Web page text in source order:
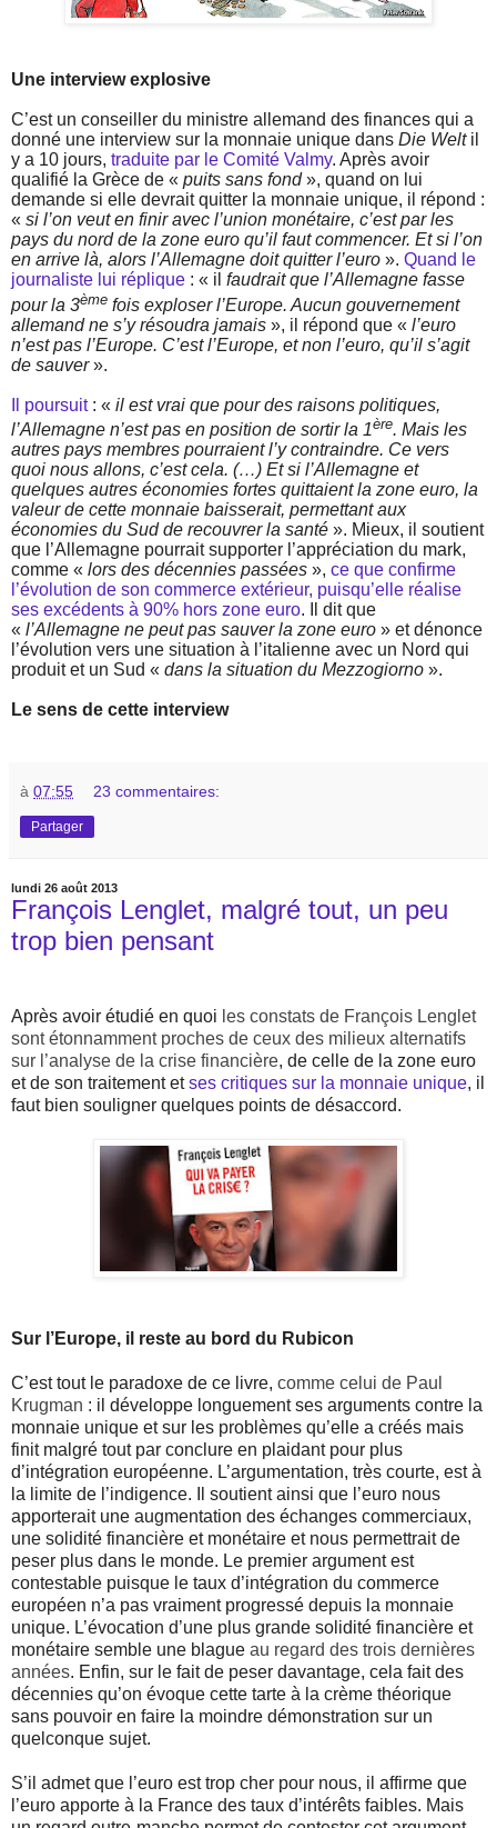
Une interview explosive
C’est un conseiller du ministre allemand des finances qui a
donné une interview sur la monnaie unique dans Die Weltil
y a 10 jours, traduite par le Comité Valmy. Après avoir
qualifié la Grèce de « puits sans fond», quand on lui
demande si elle devrait quitter la monnaie unique, il répond :
« si l’on veut en finir avec l’union monétaire, c’est par les
pays du nord de la zone euro qu’il faut commencer. Et si l’on
en arrive là, alors l’Allemagne doit quitter l’euro ». Quand le
journaliste lui réplique : « il faudrait que l’Allemagne fasse
pour la 3ème fois exploser l’Europe. Aucun gouvernement
allemand ne s’y résoudra jamais », il répond que « l’euro
n’est pas l’Europe. C’est l’Europe, et non l’euro, qu’il s’agit
de sauver».
Il poursuit : « il est vrai que pour des raisons politiques,
l’Allemagne n’est pas en position de sortir la 1ère. Mais les
autres pays membres pourraient l’y contraindre. Ce vers
quoi nous allons, c’est cela. (…) Et si l’Allemagne et
quelques autres économies fortes quittaient la zone euro, la
valeur de cette monnaie baisserait, permettant aux
économies du Sud de recouvrer la santé ». Mieux, il soutient
que l’Allemagne pourrait supporter l’appréciation du mark,
comme « lors des décennies passées », ce que confirme
l’évolution de son commerce extérieur, puisqu’elle réalise
ses excédents à 90% hors zone euro. Il dit que
« l’Allemagne ne peut pas sauver la zone euro » et dénonce
l’évolution vers une situation à l’italienne avec un Nord qui
produit et un Sud « dans la situation du Mezzogiorno ».
Le sens de cette interview
à 07:55 23 commentaires:
Partager
lundi 26 août 2013
François Lenglet, malgré tout, un peu
trop bien pensant
Après avoir étudié en quoi les constats de François Lenglet
sont étonnamment proches de ceux des milieux alternatifs
sur l’analyse de la crise financière, de celle de la zone euro
et de son traitement etses critiques sur la monnaie unique, il
faut bien souligner quelques points de désaccord.
Sur l’Europe, il reste au bord du Rubicon
C’est tout le paradoxe de ce livre, comme celui de Paul
Krugman : il développe longuement ses arguments contre la
monnaie unique et sur les problèmes qu’elle a créés mais
finit malgré tout par conclure en plaidant pour plus
d’intégration européenne. L’argumentation, très courte, est à
la limite de l’indigence. Il soutient ainsi que l’euro nous
apporterait une augmentation des échanges commerciaux,
une solidité financière et monétaire et nous permettrait de
peser plus dans le monde. Le premier argument est
contestable puisque le taux d’intégration du commerce
européen n’a pas vraiment progressé depuis la monnaie
unique. L’évocation d’une plus grande solidité financière et
monétaire semble une blague au regard des trois dernières
années. Enfin, sur le fait de peser davantage, cela fait des
décennies qu’on évoque cette tarte à la crème théorique
sans pouvoir en faire la moindre démonstration sur un
quelconque sujet.
S’il admet que l’euro est trop cher pour nous, il affirme que
l’euro apporte à la France des taux d’intérêts faibles. Mais